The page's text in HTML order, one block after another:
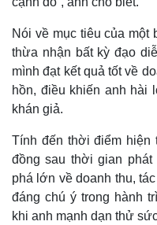
Nói về mục tiêu của một
thừa nhận bất kỳ đạo
mình đạt kết quả tốt về
hồn, điều khiến anh hài
khán giả.
Tính đến thời điểm hiện
đồng sau thời gian
phá lớn về doanh thu,
đáng chú ý trong hành
khi anh mạnh dạn thử